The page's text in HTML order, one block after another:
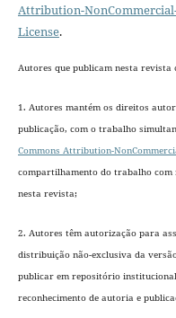
Attribution-
License.
Autores que publicam nesta revista
1. Autores mantém os direitos
publicação, com o trabalho
Commons Attribution-
compartilhamento do trabalho
nesta revista;
2. Autores têm autorização para
distribuição não-exclusiva da
publicar em repositório
reconhecimento de autoria e